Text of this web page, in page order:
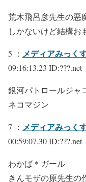
荒木飛呂彦先生の悪
しかないけど結構お
5 ： メディアみっく
09:16:13.23 ID:???.net
銀河パトロールジャ
ネコマジン
7 ： メディアみっく
00:59:07.30 ID:???.net
わかば＊ガール
きんモザの原先生の